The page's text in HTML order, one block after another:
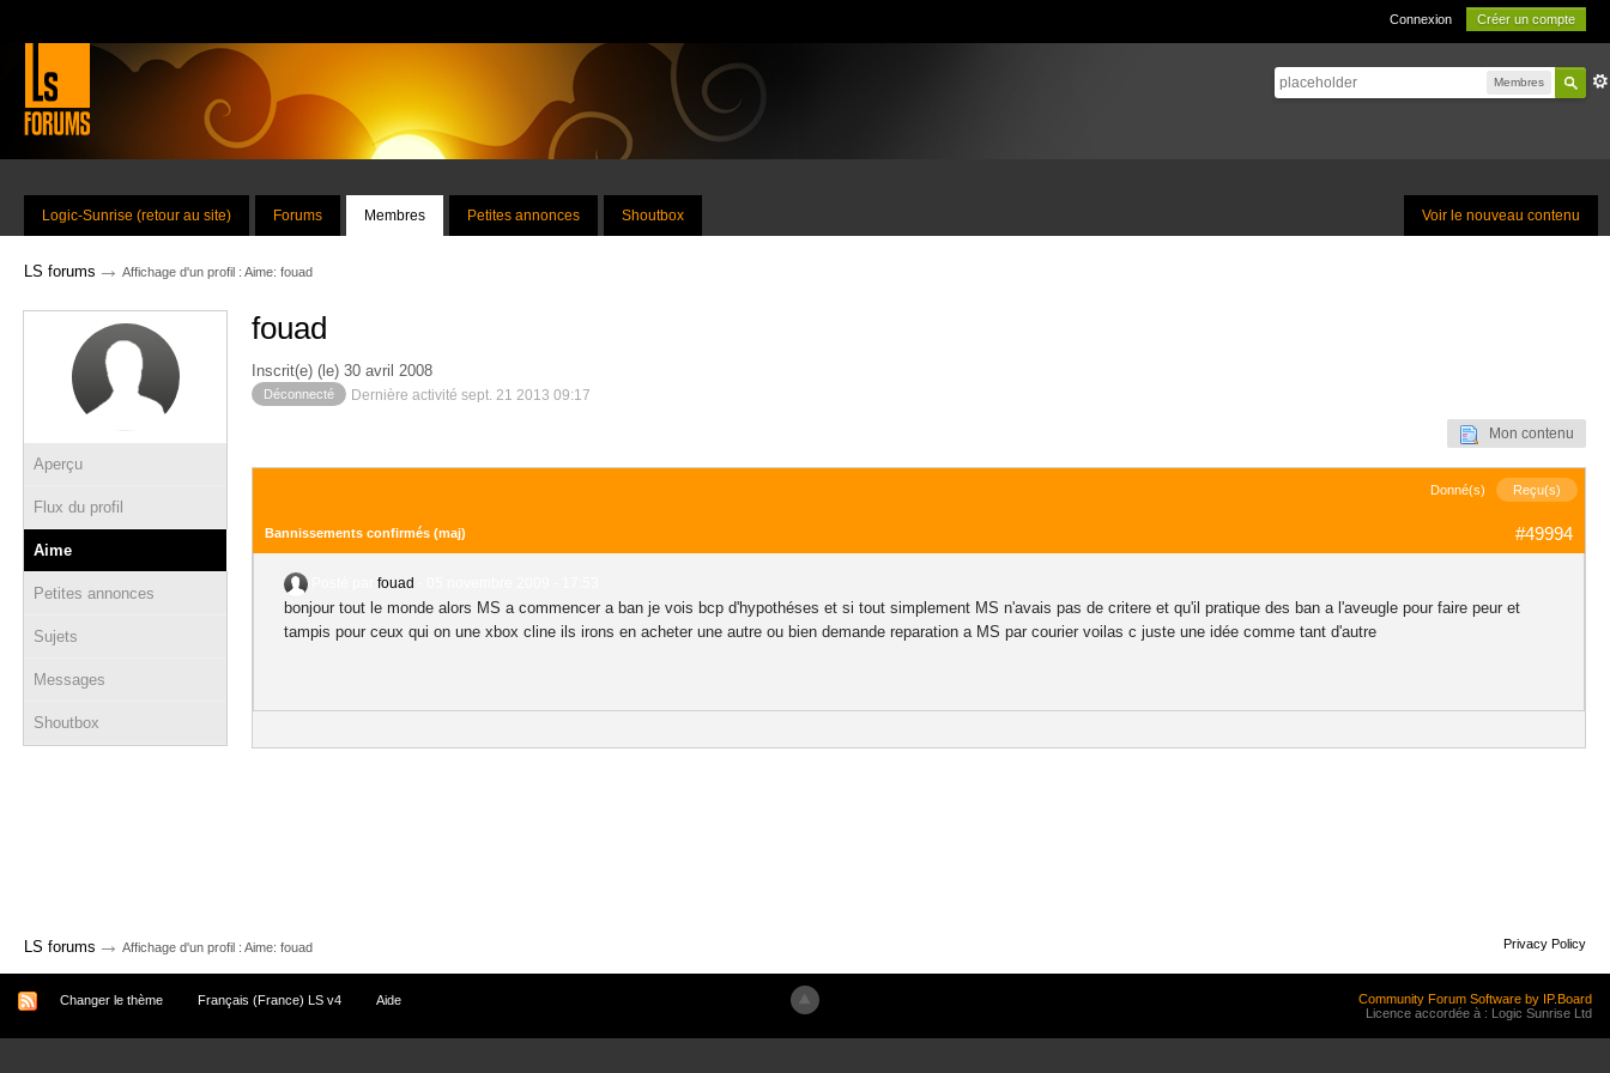
Connexion Créer un compte
Membres
Voir le nouveau contenu
Logic-Sunrise (retour au site) Forums Membres Petites annonces Shoutbox
LS forums → Affichage d'un profil : Aime: fouad
Aperçu
Flux du profil
Aime
Petites annonces
Sujets
Messages
Shoutbox
fouad
Inscrit(e) (le) 30 avril 2008
Déconnecté Dernière activité sept. 21 2013 09:17
Mon contenu
Donné(s) Reçu(s)
#49994
Bannissements confirmés (maj)
fouad
bonjour tout le monde alors MS a commencer a ban je vois bcp d'hypothéses et si tout simplement MS n'avais pas de critere et qu'il pratique des ban a l'aveugle pour faire peur et
tampis pour ceux qui on une xbox cline ils irons en acheter une autre ou bien demande reparation a MS par courier voilas c juste une idée comme tant d'autre
LS forums → Affichage d'un profil : Aime: fouad Privacy Policy
Changer le thème Français (France) LS v4 Aide
Community Forum Software by IP.Board
Licence accordée à : Logic Sunrise Ltd